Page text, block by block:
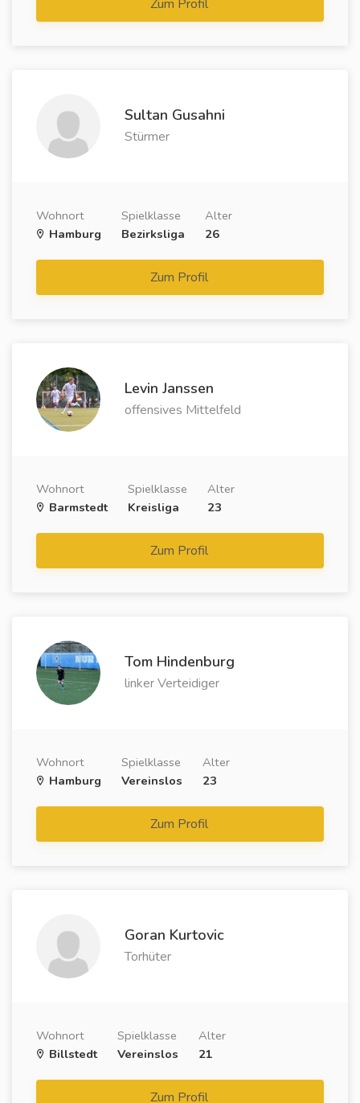
Zum Profil
Sultan Gusahni
Stürmer
Wohnort
Hamburg
Spielklasse
Bezirksliga
Alter
26
Zum Profil
Levin Janssen
offensives Mittelfeld
Wohnort
Barmstedt
Spielklasse
Kreisliga
Alter
23
Zum Profil
Tom Hindenburg
linker Verteidiger
Wohnort
Hamburg
Spielklasse
Vereinslos
Alter
23
Zum Profil
Goran Kurtovic
Torhüter
Wohnort
Billstedt
Spielklasse
Vereinslos
Alter
21
Zum Profil